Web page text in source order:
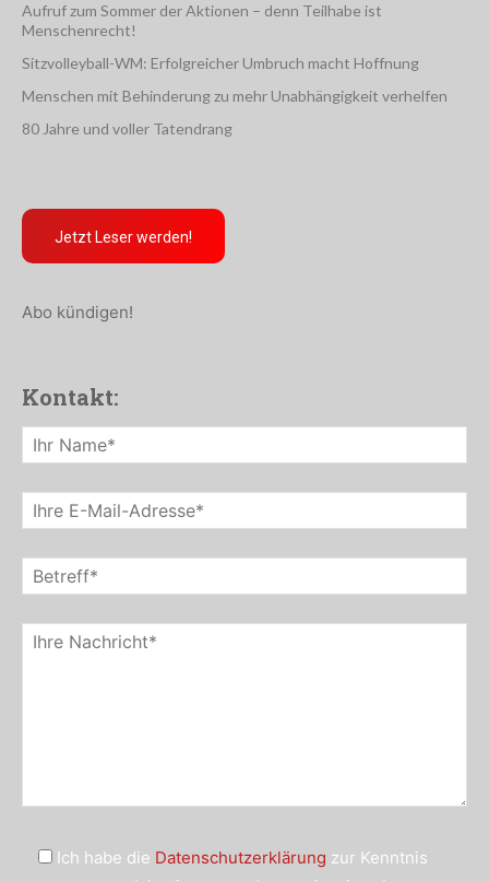
Aufruf zum Sommer der Aktionen – denn Teilhabe ist
Menschenrecht!
Sitzvolleyball-WM: Erfolgreicher Umbruch macht Hoffnung
Menschen mit Behinderung zu mehr Unabhängigkeit verhelfen
80 Jahre und voller Tatendrang
Jetzt Leser werden!
Abo kündigen!
Kontakt:
Ich habe die Datenschutzerklärung zur Kenntnis